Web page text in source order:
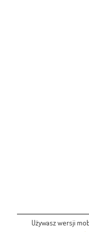
Używasz wersji